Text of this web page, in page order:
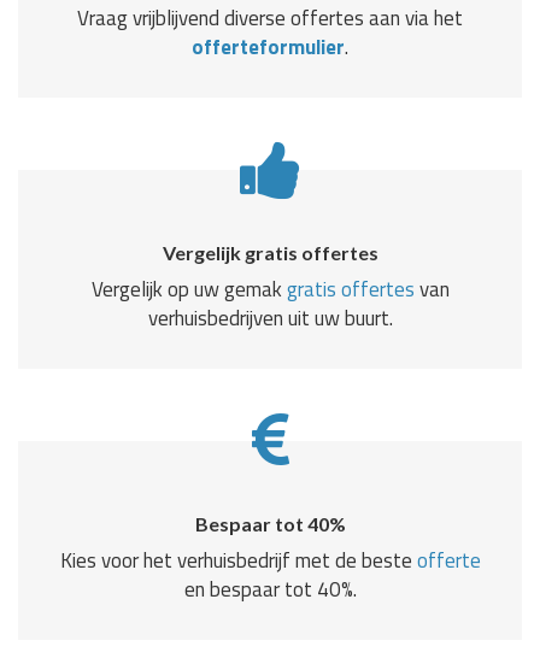
Vraag vrijblijvend diverse offertes aan via het
offerteformulier.
Vergelijk gratis offertes
Vergelijk op uw gemakgratis offertesvan
verhuisbedrijven uit uw buurt.
Bespaar tot 40%
Kies voor het verhuisbedrijf met de besteofferte
en bespaar tot 40%.